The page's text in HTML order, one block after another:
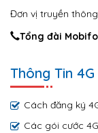
Đơn vị truyền
Tổng đài
Thông Tin 4G
Cách đăng ký
Các gói cước